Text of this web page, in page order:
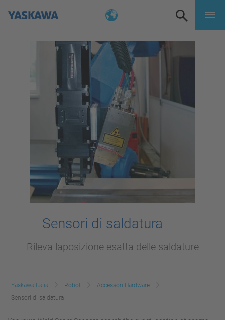
Sensori di saldatura
Rileva laposizione esatta delle saldature
Yaskawa Italia Robot
Accessori Hardware
Sensori di saldatura